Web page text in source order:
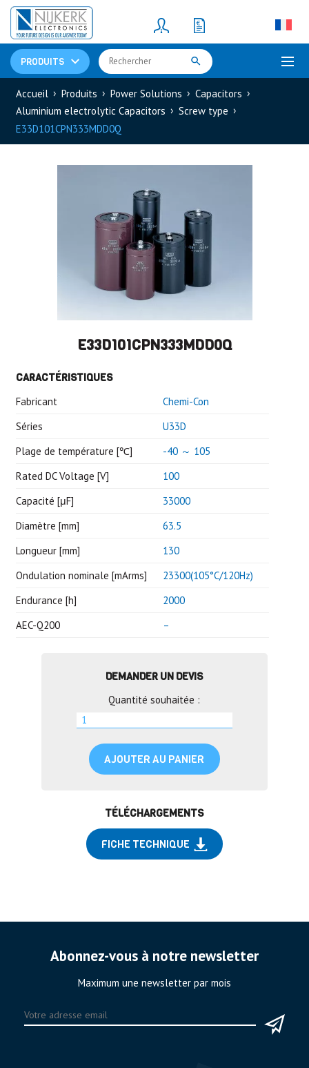
PRODUITS
Resistors(781)
Shunt Resistor
Accueil Produits Power Solutions
Capacitors
Aluminium electrolytic Capacitors
Screw type
E33D101CPN333MDD0Q
E33D101CPN333MDD0Q
CARACTÉRISTIQUES
Fabricant
Chemi-Con
Séries
U33D
Plage de température [℃]
-40 ～ 105
Rated DC Voltage [V]
100
Capacité [μF]
33000
Diamètre [mm]
63.5
Longueur [mm]
130
Ondulation nominale [mArms]
23300(105°C/120Hz)
Endurance [h]
2000
AEC-Q200
–
DEMANDER UN DEVIS
Quantité souhaitée :
AJOUTER AU PANIER
TÉLÉCHARGEMENTS
FICHE TECHNIQUE
Abonnez-vous à notre newsletter
Maximum une newsletter par mois